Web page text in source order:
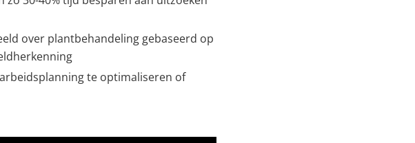
over plantbehandeling gebaseerd op
te optimaliseren of